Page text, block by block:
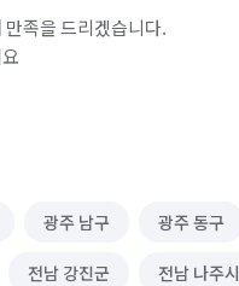
만족을 드리겠습니다.
광주 남구 광주 동구
전남 강진군 전남 나주시